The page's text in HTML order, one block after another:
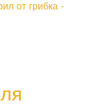
от грибка -